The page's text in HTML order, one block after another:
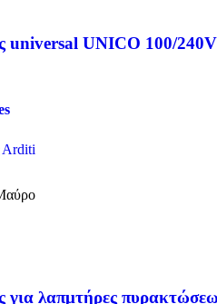
universal UNICO 100/
Arditi
για λαπμτήρες